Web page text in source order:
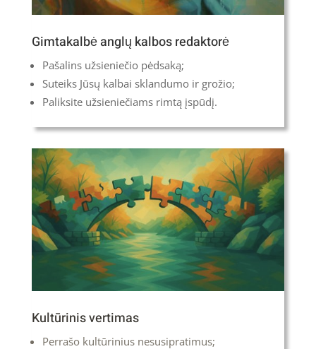
Gimtakalbė anglų kalbos redaktorė
Pašalins užsieniečio pėdsaką;
Suteiks Jūsų kalbai sklandumo ir grožio;
Paliksite užsieniečiams rimtą įspūdį.
Kultūrinis vertimas
Perrašo kultūrinius nesusipratimus;